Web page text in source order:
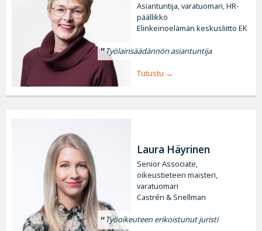
Asiantuntija, varatuomari, HR-
päällikkö
Elinkeinoelämän keskusliitto EK
Työlainsäädännön asiantuntija
Tutustu
Laura Häyrinen
Senior Associate,
oikeustieteen maisteri,
varatuomari
Castrén & Snellman
Työoikeuteen erikoistunut juristi